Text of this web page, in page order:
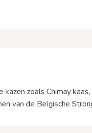
zoals Chimay
van de Belgische